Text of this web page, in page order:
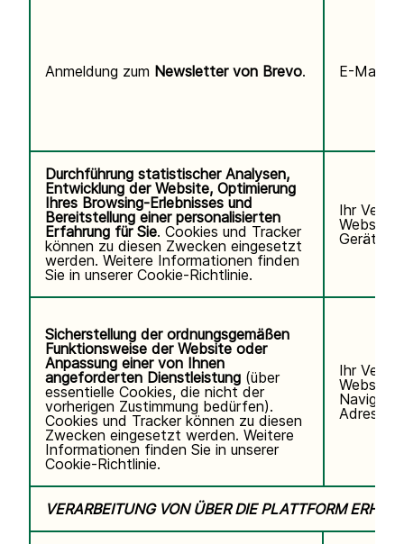
Anmeldung zum Newsletter von Brevo. E-Mail-
Durchführung statistischer Analysen,
Entwicklung der Website, Optimierung
Ihres Browsing-Erlebnisses und
Bereitstellung einer personalisierten
Erfahrung für Sie. Cookies und Tracker
können zu diesen Zwecken eingesetzt
werden. Weitere Informationen finden
Sie in unserer Cookie-Richtlinie.
Ihr
Website,
Gerät/
Sicherstellung der ordnungsgemäßen
Funktionsweise der Website oder
Anpassung einer von Ihnen
angeforderten Dienstleistung (über
essentielle Cookies, die nicht der
vorherigen Zustimmung bedürfen).
Cookies und Tracker können zu diesen
Zwecken eingesetzt werden. Weitere
Informationen finden Sie in unserer
Cookie-Richtlinie.
Ihr
Website
Adresse,
VERARBEITUNG VON ÜBER DIE PLATTFORM